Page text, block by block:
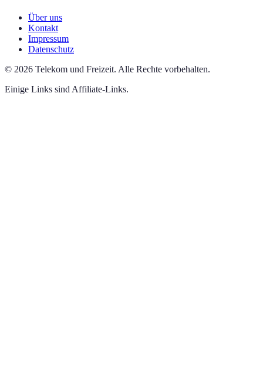
Über uns
Kontakt
Impressum
Datenschutz
© 2026 Telekom und Freizeit. Alle Rechte vorbehalten.
Einige Links sind Affiliate-Links.